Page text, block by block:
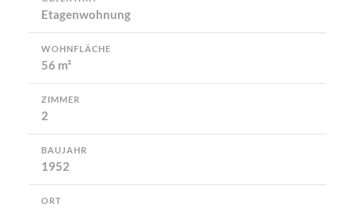
Etagenwohnung
WOHNFLÄCHE
56 m²
ZIMMER
2
BAUJAHR
1952
ORT